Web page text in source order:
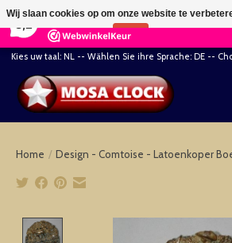
164 Reviews
Kies uw taal: NL -- Wählen Sie ihre Sprache: DE --
Home / Design - Comtoise - Latoenkoper
Wij slaan cookies op om onze website te
Nee